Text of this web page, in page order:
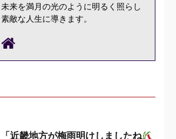
未来を満月の光のように明るく照らし
素敵な人生に導きます。
「近畿地方が梅雨明けしましたね